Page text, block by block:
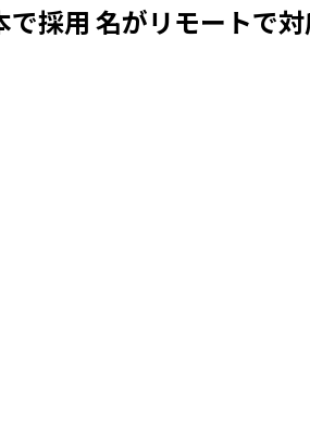
採用 名がリモートで対